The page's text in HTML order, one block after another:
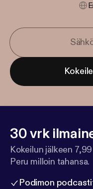
30 vrk
Kokeilun jälkeen
Peru milloin tahansa.
Podimon